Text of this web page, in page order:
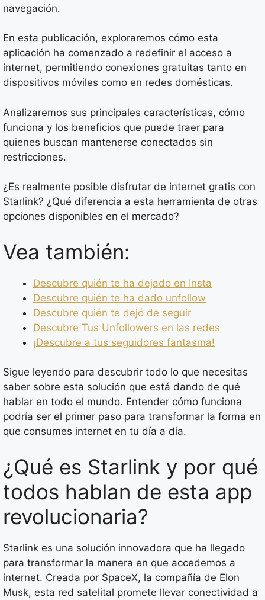
navegación.
En esta publicación, exploraremos cómo esta
aplicación ha comenzado a redefinir el acceso a
internet, permitiendo conexiones gratuitas tanto en
dispositivos móviles como en redes domésticas.
Analizaremos sus principales características, cómo
funciona y los beneficios que puede traer para
quienes buscan mantenerse conectados sin
restricciones.
¿Es realmente posible disfrutar de internet gratis con
Starlink? ¿Qué diferencia a esta herramienta de otras
opciones disponibles en el mercado?
Vea también:
Descubre quién te ha dejado en Insta
Descubre quién te ha dado unfollow
Descubre quién te dejó de seguir
Descubre Tus Unfollowers en las redes
¡Descubre a tus seguidores fantasma!
Sigue leyendo para descubrir todo lo que necesitas
saber sobre esta solución que está dando de qué
hablar en todo el mundo. Entender cómo funciona
podría ser el primer paso para transformar la forma en
que consumes internet en tu día a día.
¿Qué es Starlink y por qué
todos hablan de esta app
revolucionaria?
Starlink es una solución innovadora que ha llegado
para transformar la manera en que accedemos a
internet. Creada por SpaceX, la compañía de Elon
Musk, esta red satelital promete llevar conectividad a